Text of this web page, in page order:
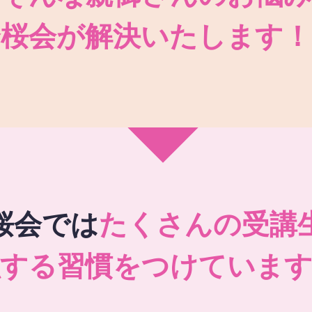
会が解決いたします！
会ではたくさんの受講
る習慣をつけています